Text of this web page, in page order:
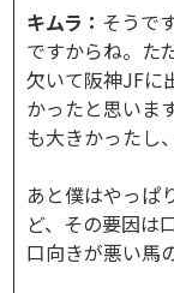
キムラ： そうで
ですからね。た
欠いて阪神JFに
かったと思いま
も大きかったし
あと僕はやっぱ
ど、その要因は
口向きが悪い馬